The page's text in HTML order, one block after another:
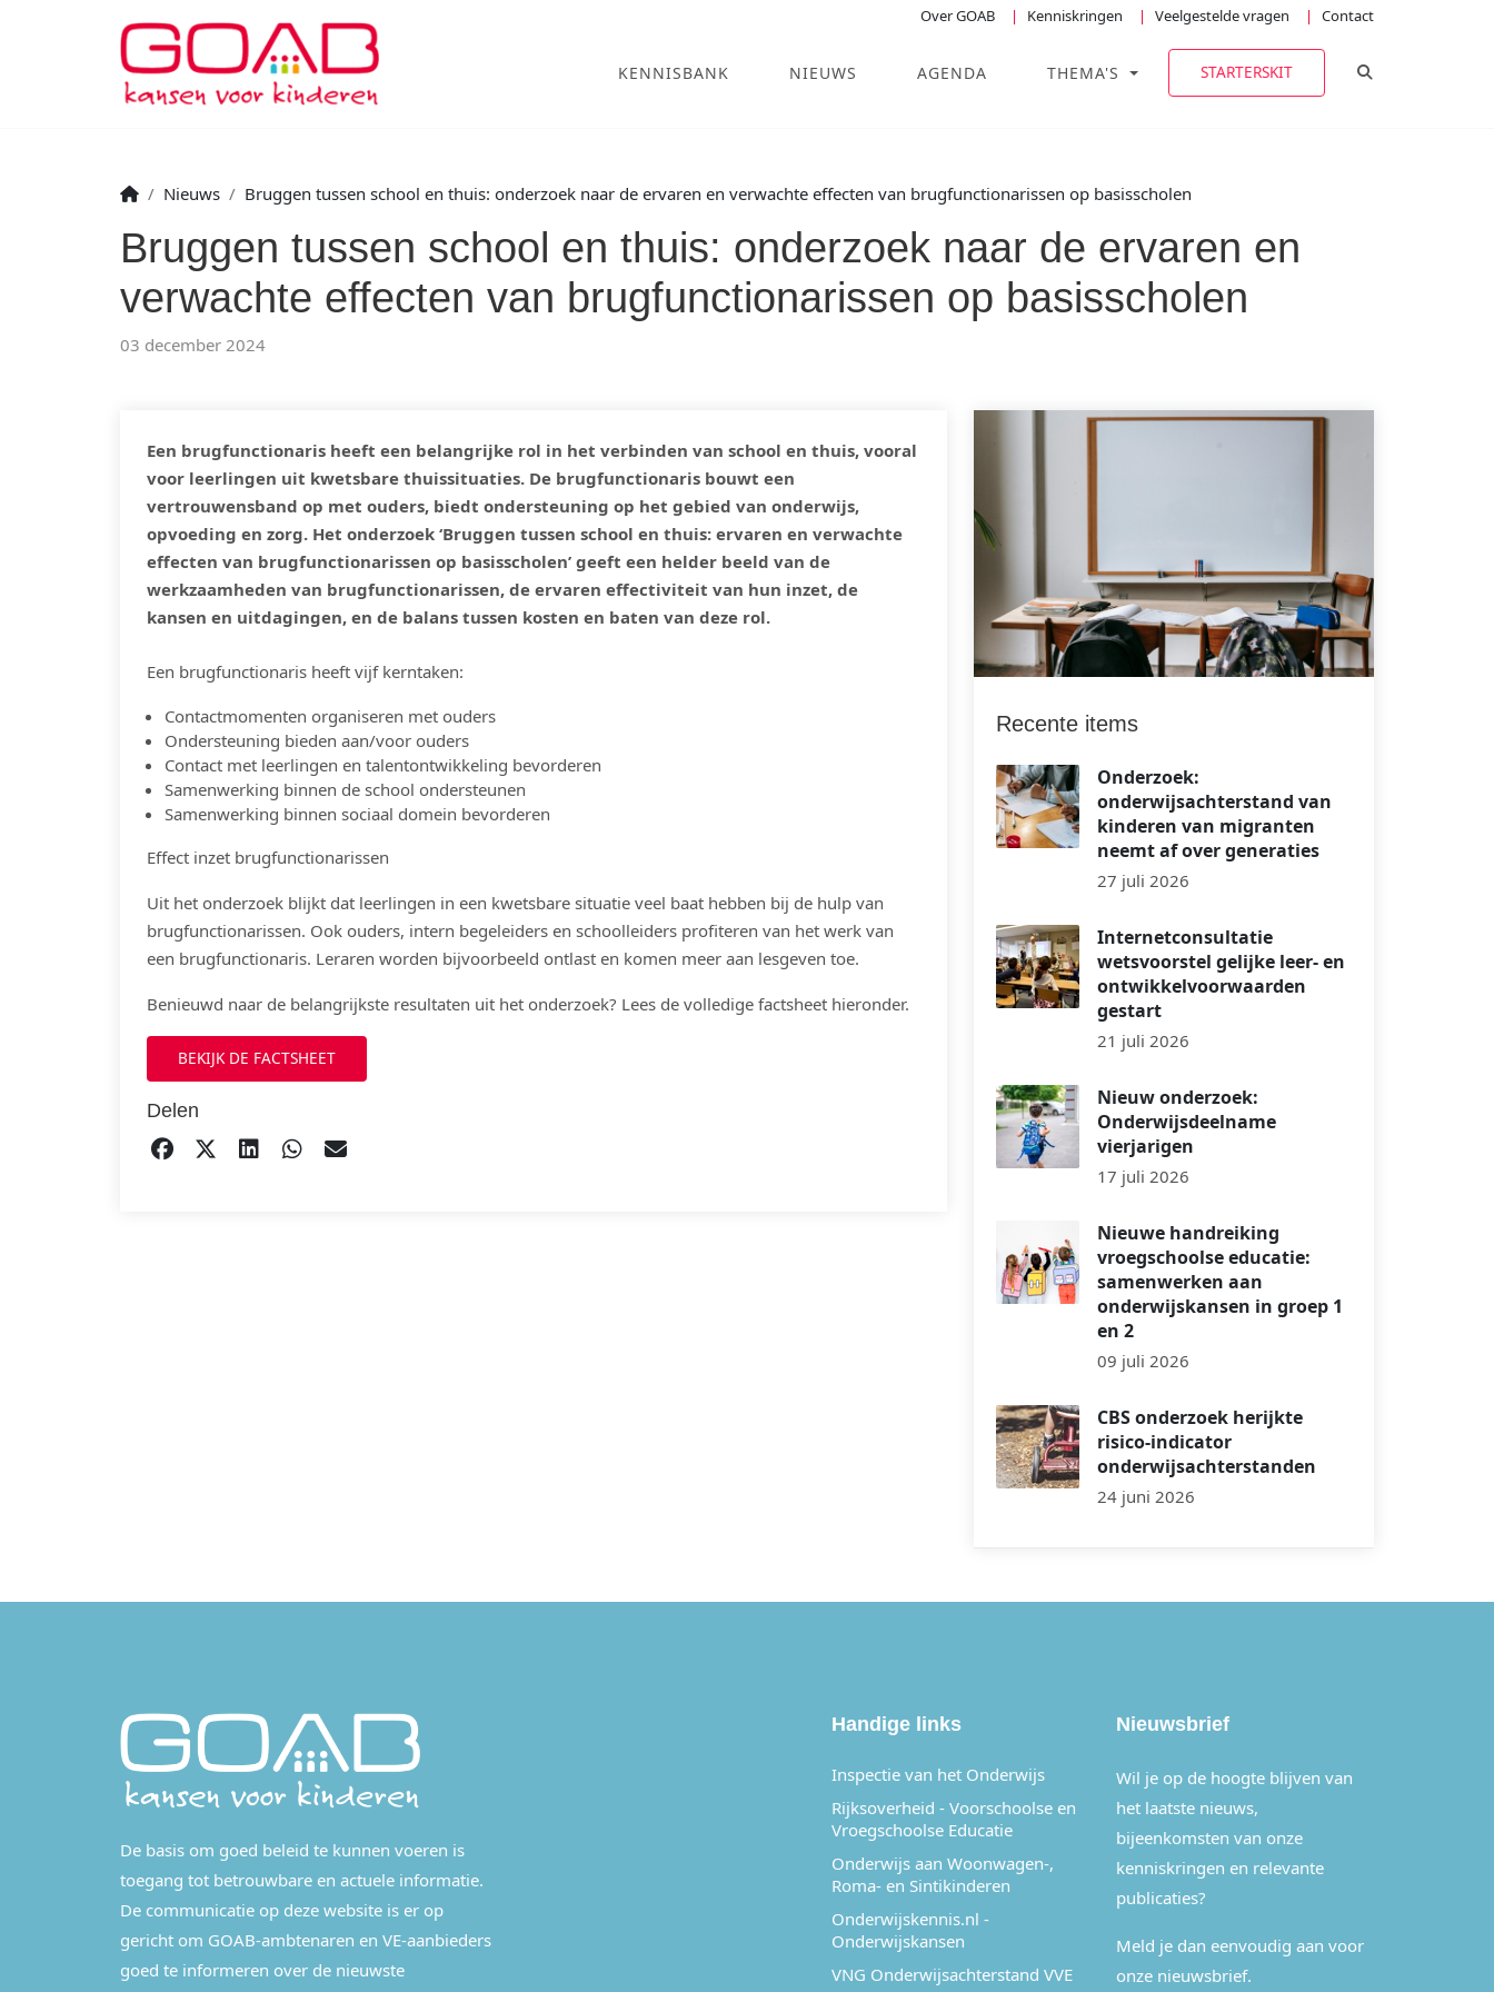
Over GOAB Kenniskringen Veelgestelde vragen Contact
KENNISBANK NIEUWS AGENDA THEMA'S STARTERSKIT
Nieuws Bruggen tussen school en thuis: onderzoek naar de ervaren en verwachte effecten van brugfunctionarissen op basisscholen
Bruggen tussen school en thuis: onderzoek naar de ervaren en
verwachte effecten van brugfunctionarissen op basisscholen
03 december 2024
Een brugfunctionaris heeft een belangrijke rol in het verbinden van school en thuis, vooral
voor leerlingen uit kwetsbare thuissituaties. De brugfunctionaris bouwt een
vertrouwensband op met ouders, biedt ondersteuning op het gebied van onderwijs,
opvoeding en zorg. Het onderzoek ‘Bruggen tussen school en thuis: ervaren en verwachte
effecten van brugfunctionarissen op basisscholen’ geeft een helder beeld van de
werkzaamheden van brugfunctionarissen, de ervaren effectiviteit van hun inzet, de
kansen en uitdagingen, en de balans tussen kosten en baten van deze rol.
Een brugfunctionaris heeft vijf kerntaken:
Contactmomenten organiseren met ouders
Ondersteuning bieden aan/voor ouders
Contact met leerlingen en talentontwikkeling bevorderen
Samenwerking binnen de school ondersteunen
Samenwerking binnen sociaal domein bevorderen
Effect inzet brugfunctionarissen
Uit het onderzoek blijkt dat leerlingen in een kwetsbare situatie veel baat hebben bij de hulp van
brugfunctionarissen. Ook ouders, intern begeleiders en schoolleiders profiteren van het werk van
een brugfunctionaris. Leraren worden bijvoorbeeld ontlast en komen meer aan lesgeven toe.
Benieuwd naar de belangrijkste resultaten uit het onderzoek? Lees de volledige factsheet hieronder.
BEKIJK DE FACTSHEET
Delen
DELEN OP FACEBOOK
TWEETDELEN OP LINKEDIN
DELEN OP WHATSAPP
Recente items
Onderzoek:
onderwijsachterstand van
kinderen van migranten
neemt af over generaties
27 juli 2026
Internetconsultatie
wetsvoorstel gelijke leer- en
ontwikkelvoorwaarden
gestart
21 juli 2026
Nieuw onderzoek:
Onderwijsdeelname
vierjarigen
17 juli 2026
Nieuwe handreiking
vroegschoolse educatie:
samenwerken aan
onderwijskansen in groep 1
en 2
09 juli 2026
CBS onderzoek herijkte
risico-indicator
onderwijsachterstanden
24 juni 2026
De basis om goed beleid te kunnen voeren is
toegang tot betrouwbare en actuele informatie.
De communicatie op deze website is er op
gericht om GOAB-ambtenaren en VE-aanbieders
goed te informeren over de nieuwste
Handige links
Inspectie van het Onderwijs
Rijksoverheid - Voorschoolse en
Vroegschoolse Educatie
Onderwijs aan Woonwagen-,
Roma- en Sintikinderen
Onderwijskennis.nl -
Onderwijskansen
VNG Onderwijsachterstand VVE
Nieuwsbrief
Wil je op de hoogte blijven van
het laatste nieuws,
bijeenkomsten van onze
kenniskringen en relevante
publicaties?
Meld je dan eenvoudig aan voor
onze nieuwsbrief.